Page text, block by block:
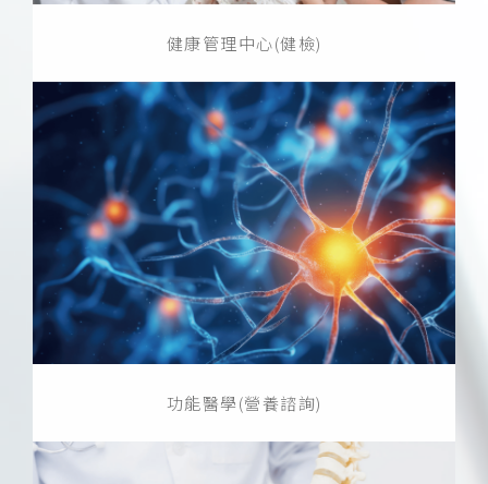
健康管理中心(健檢)
功能醫學(營養諮詢)